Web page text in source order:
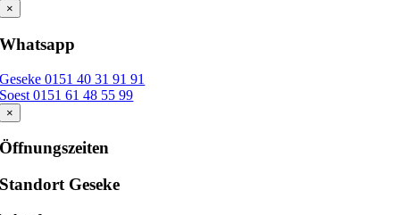
×
Whatsapp
Geseke 0151 40 31 91 91
Soest 0151 61 48 55 99
×
Öffnungszeiten
Standort Geseke